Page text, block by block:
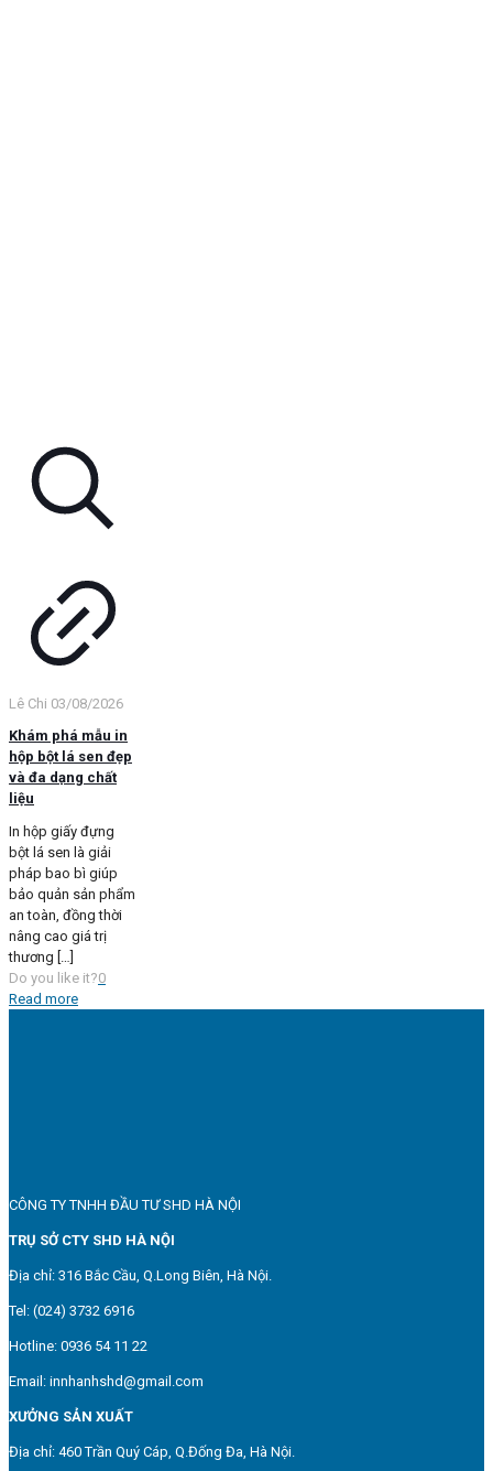
Lê Chi 03/08/2026
Khám phá mẫu in
hộp bột lá sen đẹp
và đa dạng chất
liệu
In hộp giấy đựng
bột lá sen là giải
pháp bao bì giúp
bảo quản sản phẩm
an toàn, đồng thời
nâng cao giá trị
thương […]
Do you like it?0
Read more
CÔNG TY TNHH ĐẦU TƯ SHD HÀ NỘI
TRỤ SỞ CTY SHD HÀ NỘI
Địa chỉ: 316 Bắc Cầu, Q.Long Biên, Hà Nội.
Tel: (024) 3732 6916
Hotline: 0936 54 11 22
Email: innhanhshd@gmail.com
XƯỞNG SẢN XUẤT
Địa chỉ: 460 Trần Quý Cáp, Q.Đống Đa, Hà Nội.